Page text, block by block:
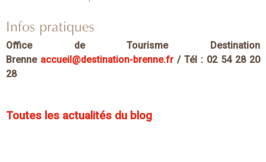
Infos pratiques
Office de Tourisme Destination
Brenne accueil@destination-brenne.fr/ Tél : 02 54 28 20
28
Toutes les actualités du blog